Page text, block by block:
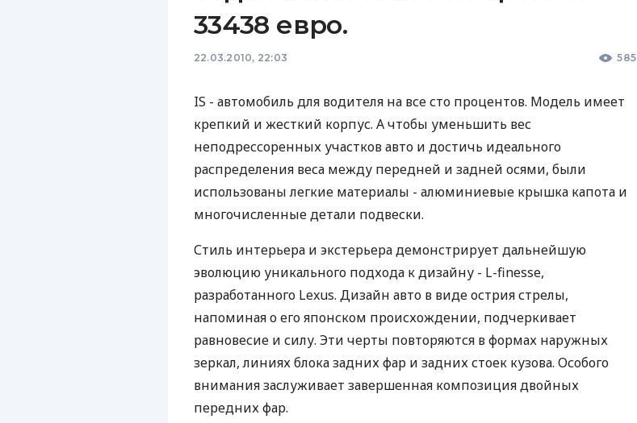
33438 евро.
22.03.2010, 22:03 585
IS - автомобиль для водителя на все сто процентов. Модель имеет
крепкий и жесткий корпус. А чтобы уменьшить вес
неподрессоренных участков авто и достичь идеального
распределения веса между передней и задней осями, были
использованы легкие материалы - алюминиевые крышка капота и
многочисленные детали подвески.
Стиль интерьера и экстерьера демонстрирует дальнейшую
эволюцию уникального подхода к дизайну - L-finesse,
разработанного Lexus. Дизайн авто в виде острия стрелы,
напоминая о его японском происхождении, подчеркивает
равновесие и силу. Эти черты повторяются в формах наружных
зеркал, линиях блока задних фар и задних стоек кузова. Особого
внимания заслуживает завершенная композиция двойных
передних фар.